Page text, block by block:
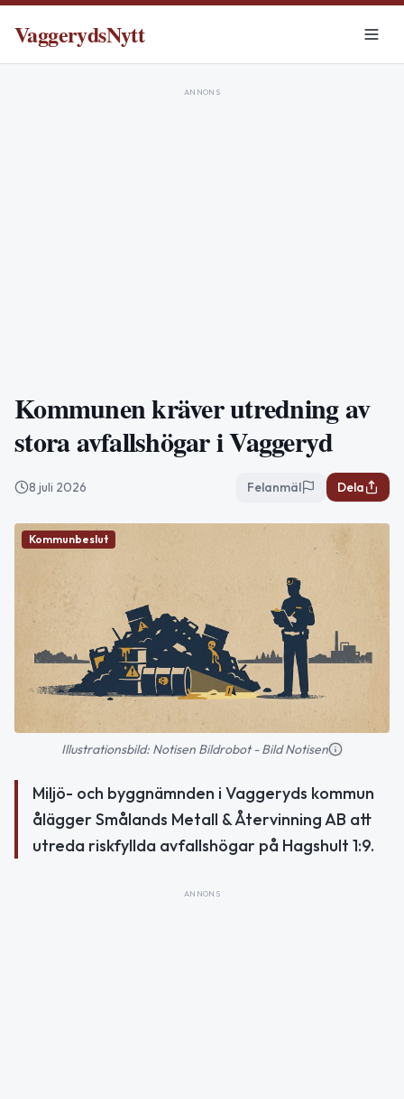
VaggerydsNytt
ANNONS
Kommunen kräver utredning av
stora avfallshögar i Vaggeryd
8 juli 2026 Felanmäl Dela
Kommunbeslut
Illustrationsbild: Notisen Bildrobot - Bild Notisen
Miljö- och byggnämnden i Vaggeryds kommun
ålägger Smålands Metall & Återvinning AB att
utreda riskfyllda avfallshögar på Hagshult 1:9.
ANNONS